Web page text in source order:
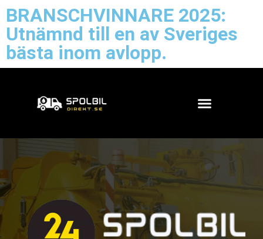
BRANSCHVINNARE 2025:
Utnämnd till en av Sveriges
bästa inom avlopp.